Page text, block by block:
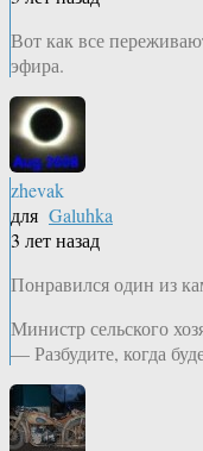
Вот как все
эфира.
zhevak
для Galuhka
3 лет назад
Понравился один из
Министр сельского
— Разбудите, когда